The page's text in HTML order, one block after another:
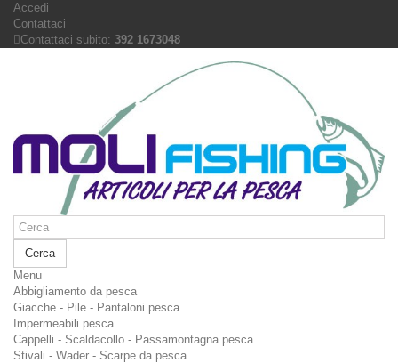
Accedi
Contattaci
Contattaci subito: 392 1673048
Cerca
Menu
Abbigliamento da pesca
Giacche - Pile - Pantaloni pesca
Impermeabili pesca
Cappelli - Scaldacollo - Passamontagna pesca
Stivali - Wader - Scarpe da pesca